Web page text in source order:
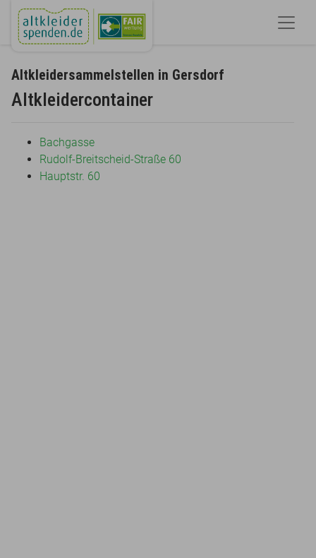
Altkleidersammelstellen in Gersdorf
Altkleidercontainer
Bachgasse
Rudolf-Breitscheid-Straße 60
Hauptstr. 60